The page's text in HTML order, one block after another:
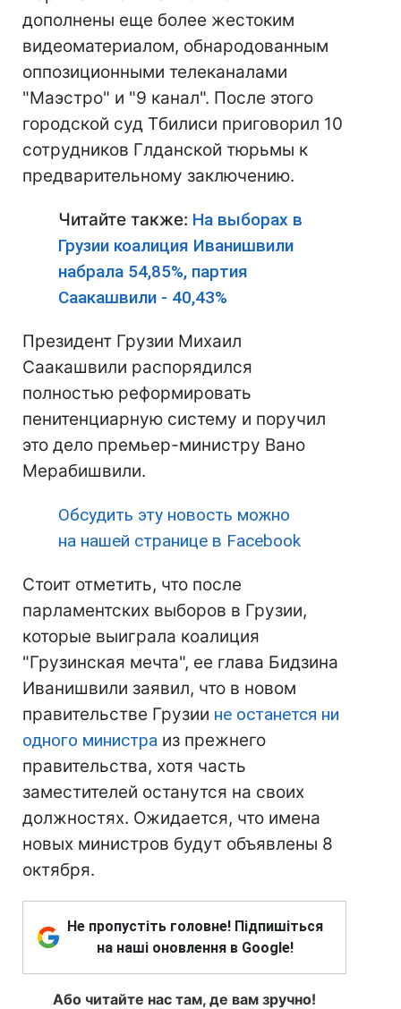
дополнены еще более жестоким
видеоматериалом, обнародованным
оппозиционными телеканалами
"Маэстро" и "9 канал". После этого
городской суд Тбилиси приговорил 10
сотрудников Глданской тюрьмы к
предварительному заключению.
Читайте также: На выборах в
Грузии коалиция Иванишвили
набрала 54,85%, партия
Саакашвили - 40,43%
Президент Грузии Михаил
Саакашвили распорядился
полностью реформировать
пенитенциарную систему и поручил
это дело премьер-министру Вано
Мерабишвили.
Обсудить эту новость можно
на нашей странице в Facebook
Стоит отметить, что после
парламентских выборов в Грузии,
которые выиграла коалиция
"Грузинская мечта", ее глава Бидзина
Иванишвили заявил, что в новом
правительстве Грузии не останется ни
одного министра из прежнего
правительства, хотя часть
заместителей останутся на своих
должностях. Ожидается, что имена
новых министров будут объявлены 8
октября.
Не пропустіть головне! Підпишіться
на наші оновлення в Google!
Або читайте нас там, де вам зручно!